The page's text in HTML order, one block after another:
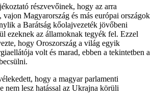
részvevőinek, hogy az arra
vajon Magyarország és más európai országok
a Barátság kőolajvezeték jövőbeni
ezeknek az államoknak tegyék fel. Ezzel
hogy Oroszország a világ egyik
volt és marad, ebben a tekintetben a
hogy a magyar parlamenti
nem lesz hatással az Ukrajna körüli